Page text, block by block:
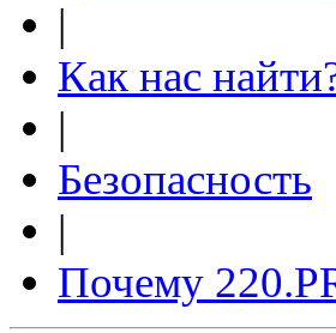
|
Как нас
|
Безопасность
|
Почему